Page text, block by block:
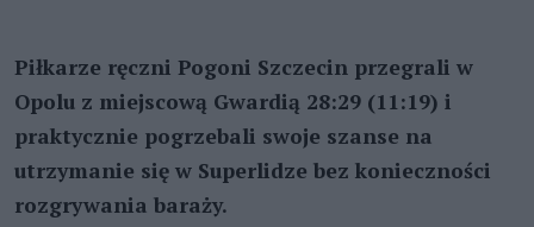
Piłkarze ręczni Pogoni Szczecin przegrali w
Opolu z miejscową Gwardią 28:29 (11:19) i
praktycznie pogrzebali swoje szanse na
utrzymanie się w Superlidze bez konieczności
rozgrywania baraży.